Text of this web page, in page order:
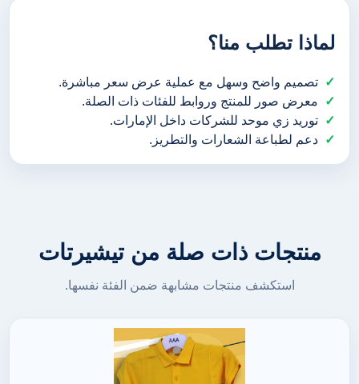
لماذا تطلب منا؟
تصميم واضح وسهل مع عملية عرض سعر مباشرة.
معرض صور للمنتج وروابط للفئات ذات الصلة.
توريد زي موحد للشركات داخل الإمارات.
دعم لطباعة الشعارات والتطريز.
منتجات ذات صلة من تيشيرتات
استكشف منتجات مشابهة ضمن الفئة نفسها.